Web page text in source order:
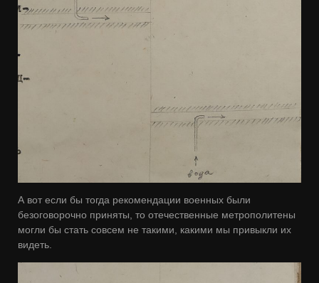
А вот если бы тогда рекомендации военных были
безоговорочно приняты, то отечественные метрополитены
могли бы стать совсем не такими, какими мы привыкли их
видеть.